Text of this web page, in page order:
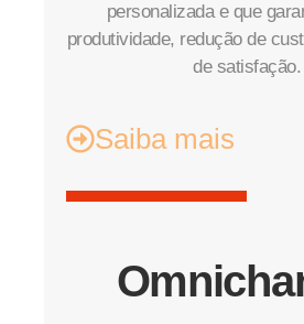
personalizada e que
produtividade, redução de
de satisfação.
Saiba mais